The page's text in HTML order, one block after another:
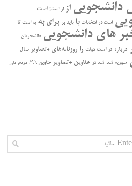
دانشجویی از از است! است
است در انتخابات با باید بر برای به به است تا
های دانشجویی دانشجویان
درباره در ﺍﺳﺖ دولت را روزنامه‌های +تصاویر سال
سوریه شد شد در عناوین +تصاویر عناوین ۹۶/ مردم ملی